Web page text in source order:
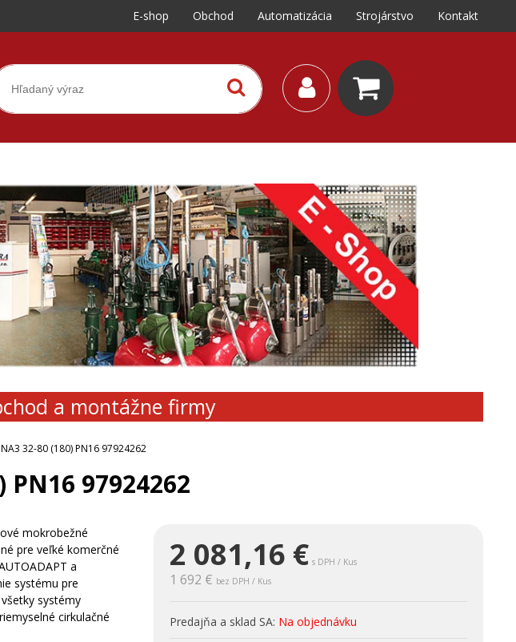
E-shop Obchod Automatizácia Strojárstvo Kontakt
a montážne firmy
32-80 (180) PN16 97924262
PN16 97924262
2 081,16 € s DPH / Kus
1 692 € bez DPH / Kus
Predajňa a sklad SA: Na objednávku
mokrobežné
pre veľké komerčné
a
systému pre
systémy
cirkulačné